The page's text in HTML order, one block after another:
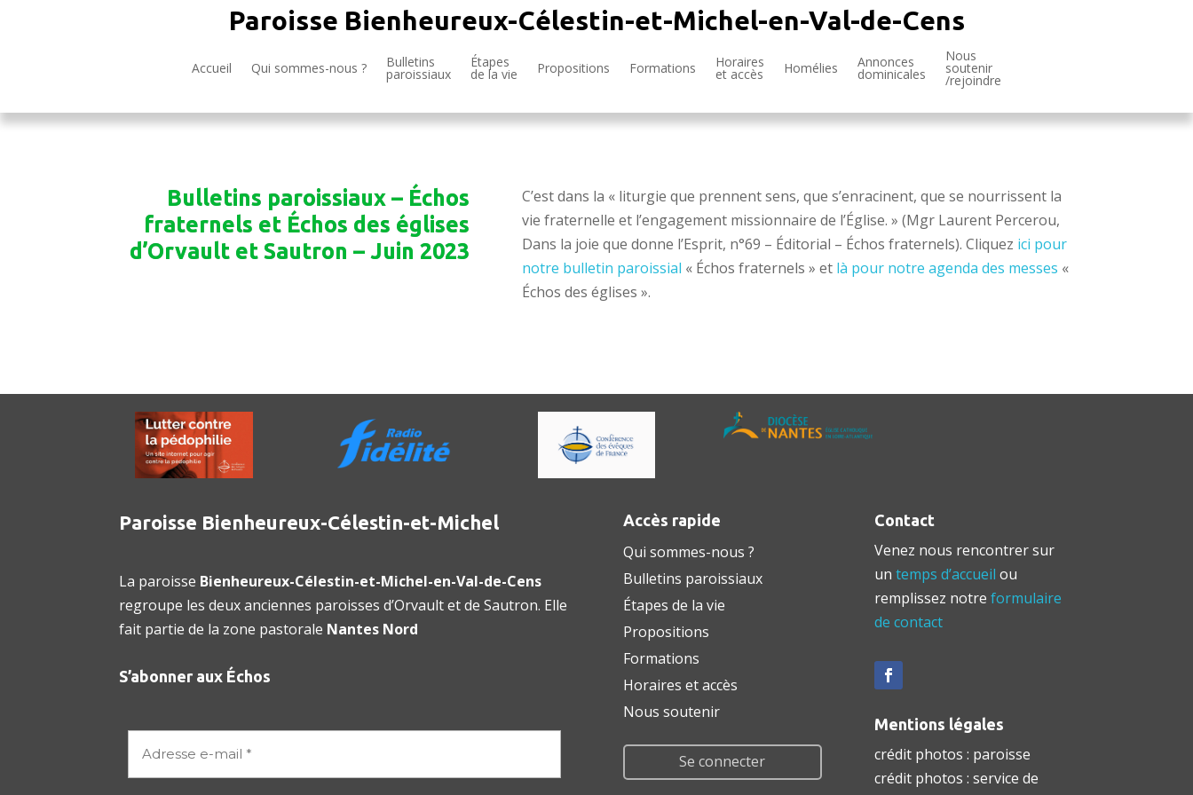
Paroisse Bienheureux-Célestin-et-Michel-en-Val-de-Cens
Accueil Qui sommes-nous ? Bulletins
paroissiaux
Étapes
de la vie Propositions Formations Horaires
et accès Homélies Annonces
dominicales
Nous
soutenir
/rejoindre
Bulletins paroissiaux – Échos
fraternels et Échos des églises
d’Orvault et Sautron – Juin 2023
C’est dans la « liturgie que prennent sens, que s’enracinent, que se nourrissent la
vie fraternelle et l’engagement missionnaire de l’Église. » (Mgr Laurent Percerou,
Dans la joie que donne l’Esprit, n°69 – Éditorial – Échos fraternels). Cliquez ici pour
notre bulletin paroissial « Échos fraternels » et là pour notre agenda des messes «
Échos des églises ».
Paroisse Bienheureux-Célestin-et-Michel
La paroisse Bienheureux-Célestin-et-Michel-en-Val-de-Cens
regroupe les deux anciennes paroisses d’Orvault et de Sautron. Elle
fait partie de la zone pastorale Nantes Nord
S’abonner aux Échos
Accès rapide
Qui sommes-nous ?
Bulletins paroissiaux
Étapes de la vie
Propositions
Formations
Horaires et accès
Nous soutenir
Se connecter
Contact
Venez nous rencontrer sur
untemps d’accueil ou
remplissez notreformulaire
de contact
Mentions légales
crédit photos : paroisse
crédit photos : service de